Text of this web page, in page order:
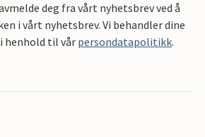
deg fra vårt nyhetsbrev ved å
i vårt nyhetsbrev. Vi behandler dine
henhold til vår persondatapolitikk.